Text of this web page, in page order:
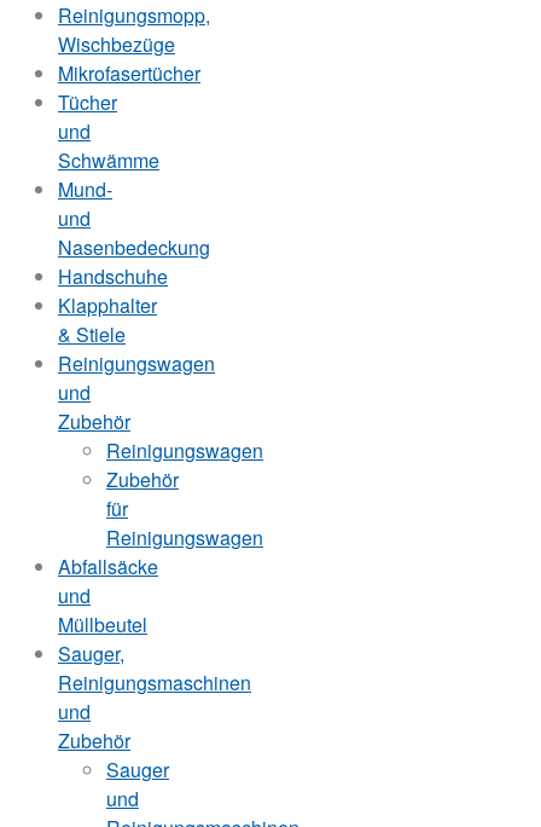
Reinigungsmopp,
Wischbezüge
Mikrofasertücher
Tücher
und
Schwämme
Mund-
und
Nasenbedeckung
Handschuhe
Klapphalter
& Stiele
Reinigungswagen
und
Zubehör
Reinigungswagen
Zubehör
für
Reinigungswagen
Abfallsäcke
und
Müllbeutel
Sauger,
Reinigungsmaschinen
und
Zubehör
Sauger
und